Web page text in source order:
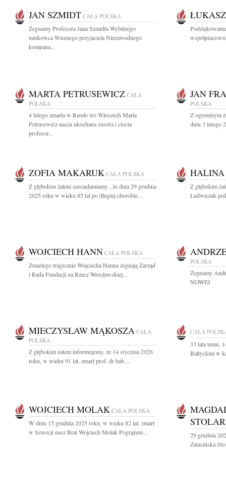
JAN SZMIDT CAŁA POLSKA
Żegnamy Profesora Jana Szmidta Wybitnego
naukowca Wiernego przyjaciela Niezawodnego
kompana...
MARTA PETRUSEWICZ CAŁA
POLSKA
4 lutego zmarła w Rende we Włoszech Marta
Petrusewicz nasza ukochana siostra i ciocia
profesor...
JAN
POLSKA
Z ogromnym
dniu 3 lutego
ZOFIA MAKARUK CAŁA POLSKA
Z głębokim żalem zawiadamiamy , że dnia 29 grudnia
2025 roku w wieku 85 lat po długiej chorobie...
Z głębokim
Ludwiczak
WOJCIECH HANN CAŁA POLSKA
Zmarłego tragicznie Wojciecha Hanna żegnają Zarząd
i Rada Fundacji na Rzecz Wrocławskiej...
POLSKA
Żegnamy
NOWEJ
MIECZYSŁAW MĄKOSZA CAŁA
POLSKA
Z głębokim żalem informujemy, że 14 stycznia 2026
roku, w wieku 91 lat, zmarł prof. dr hab....
CAŁA
33 lata temu,
Bałtyckim w
WOJCIECH MOLAK CAŁA POLSKA
W dniu 15 grudnia 2025 roku, w wieku 82 lat, zmarł
w Szwecji nasz Brat Wojciech Molak Pogrążeni...
29 grudnia
Zalasińska-